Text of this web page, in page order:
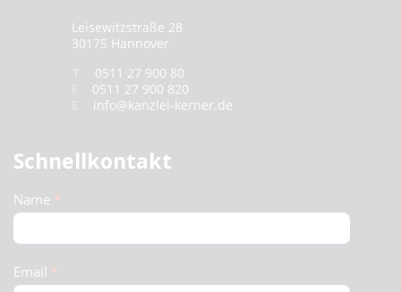
Leisewitzstraße 28
30175 Hannover
0511 27 900 80
0511 27 900 820
info@kanzlei-kerner.de
Schnellkontakt
Schnellkontakt
(Footer)
Name *
Email *